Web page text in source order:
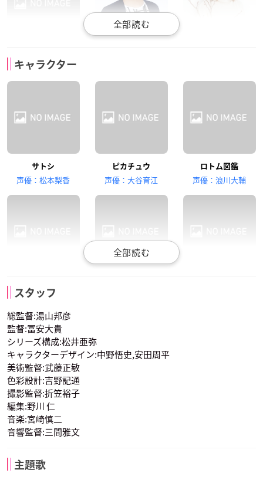
リーリエ
菊地瞳
スイレン
武隈史子
マーマネ
中川慶一
ククイ博士
オーキド校長
犬山イヌコ
ニャース
キャラクター
サトシ
声優：松本梨香
ピカチュウ
声優：大谷育江
ロトム図鑑
声優：浪川大輔
声優：真堂圭
スイレン
声優：菊地瞳
スタッフ
総監督:湯山邦彦
監督:冨安大貴
シリーズ構成:松井亜弥
キャラクターデザイン:中野悟史,安田周平
美術監督:武藤正敏
色彩設計:吉野記通
撮影監督:折笠裕子
編集:野川 仁
音楽:宮崎慎二
音響監督:三間雅文
主題歌